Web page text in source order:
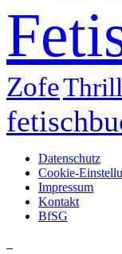
Zofe
Datenschutz
Cookie-
Impressum
Kontakt
BfSG